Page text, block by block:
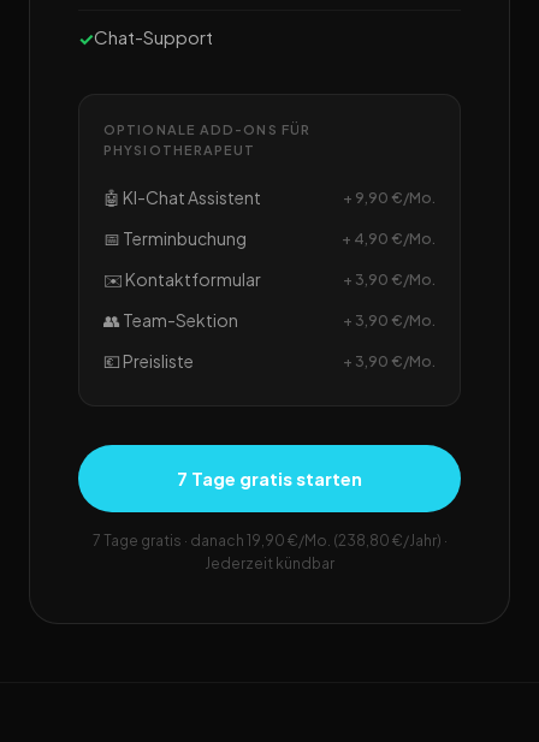
Chat-Support
OPTIONALE ADD-ONS FÜR
PHYSIOTHERAPEUT
🤖 KI-Chat Assistent + 9,90 €/Mo.
📅 Terminbuchung + 4,90 €/Mo.
✉️ Kontaktformular + 3,90 €/Mo.
👥 Team-Sektion + 3,90 €/Mo.
💶 Preisliste + 3,90 €/Mo.
7 Tage gratis starten
7 Tage gratis · danach 19,90 €/Mo. (238,80 €/Jahr) ·
Jederzeit kündbar